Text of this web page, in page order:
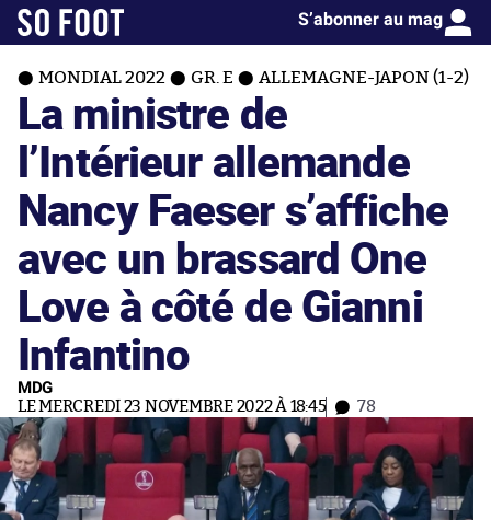
S’abonner au mag
MONDIAL 2022 GR. E ALLEMAGNE-JAPON (1-2)
La ministre de
l’Intérieur allemande
Nancy Faeser s’affiche
avec un brassard One
Love à côté de Gianni
Infantino
MDG
LE MERCREDI 23 NOVEMBRE 2022 À 18:45 78